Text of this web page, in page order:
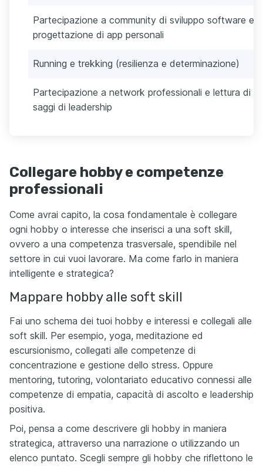
Partecipazione a community di sviluppo software e
progettazione di app personali
Running e trekking (resilienza e determinazione)
Partecipazione a network professionali e lettura di
saggi di leadership
Collegare hobby e competenze
professionali
Come avrai capito, la cosa fondamentale è collegare
ogni hobby o interesse che inserisci a una soft skill,
ovvero a una competenza trasversale, spendibile nel
settore in cui vuoi lavorare. Ma come farlo in maniera
intelligente e strategica?
Mappare hobby alle soft skill
Fai uno schema dei tuoi hobby e interessi e collegali alle
soft skill. Per esempio, yoga, meditazione ed
escursionismo, collegati alle competenze di
concentrazione e gestione dello stress. Oppure
mentoring, tutoring, volontariato educativo connessi alle
competenze di empatia, capacità di ascolto e leadership
positiva.
Poi, pensa a come descrivere gli hobby in maniera
strategica, attraverso una narrazione o utilizzando un
elenco puntato. Scegli sempre gli hobby che riflettono le